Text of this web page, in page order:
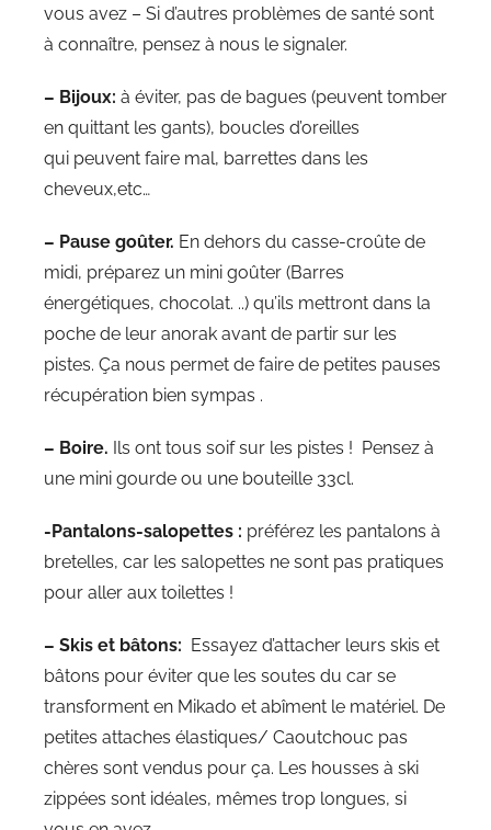
vous avez – Si d’autres problèmes de santé sont
à connaître, pensez à nous le signaler.
– Bijoux: à éviter, pas de bagues (peuvent tomber
en quittant les gants), boucles d’oreilles
qui peuvent faire mal, barrettes dans les
cheveux,etc…
– Pause goûter. En dehors du casse-croûte de
midi, préparez un mini goûter (Barres
énergétiques, chocolat. ..) qu’ils mettront dans la
poche de leur anorak avant de partir sur les
pistes. Ça nous permet de faire de petites pauses
récupération bien sympas .
– Boire. Ils ont tous soif sur les pistes ! Pensez à
une mini gourde ou une bouteille 33cl.
-Pantalons-salopettes : préférez les pantalons à
bretelles, car les salopettes ne sont pas pratiques
pour aller aux toilettes !
– Skis et bâtons: Essayez d’attacher leurs skis et
bâtons pour éviter que les soutes du car se
transforment en Mikado et abîment le matériel. De
petites attaches élastiques/ Caoutchouc pas
chères sont vendus pour ça. Les housses à ski
zippées sont idéales, mêmes trop longues, si